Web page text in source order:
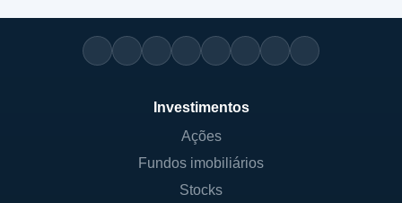
Investimentos
Ações
Fundos imobiliários
Stocks